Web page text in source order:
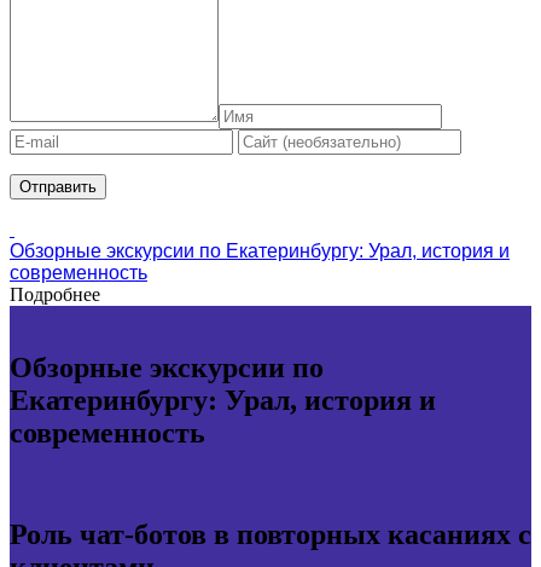
Обзорные экскурсии по Екатеринбургу: Урал, история и
современность
Подробнее
Обзорные экскурсии по
Екатеринбургу: Урал, история и
современность
Роль чат-ботов в повторных касаниях с